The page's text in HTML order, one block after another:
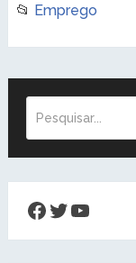
📂 Emprego
Facebook
Twitter